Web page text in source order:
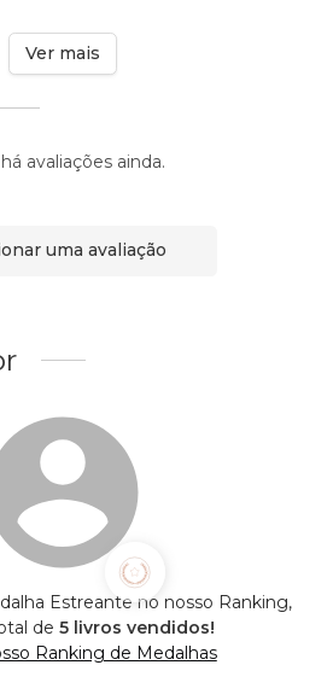
Ver mais
avaliações ainda.
uma avaliação
Estreante no nosso Ranking,
de 5 livros vendidos!
Ranking de Medalhas